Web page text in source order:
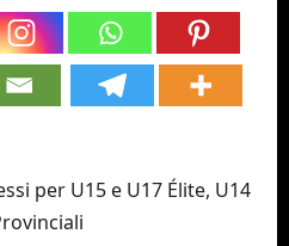
per U15 e U17 Élite, U14